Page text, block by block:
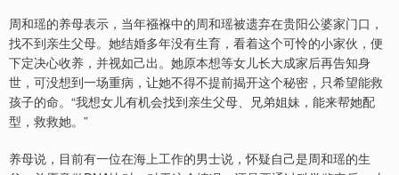
周和瑶的养母表示，当年襁褓中的周和瑶被遗弃在贵阳公婆家门口，
找不到亲生父母。她结婚多年没有生育，看着这个可怜的小家伙，便
下定决心收养，并视如己出。她原本想等女儿长大成家后再告知身
世，可没想到一场重病，让她不得不提前揭开这个秘密，只希望能救
孩子的命。“我想女儿有机会找到亲生父母、兄弟姐妹，能来帮她配
型，救救她。”
养母说，目前有一位在海上工作的男士说，怀疑自己是周和瑶的生